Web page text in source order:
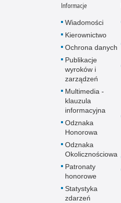
Informacje
Wiadomości
Kierownictwo
Ochrona danych
Publikacje
wyroków i
zarządzeń
Multimedia -
klauzula
informacyjna
Odznaka
Honorowa
Odznaka
Okolicznościowa
Patronaty
honorowe
Statystyka
zdarzeń